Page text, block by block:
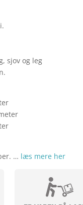
sjov og leg
… læs mere her